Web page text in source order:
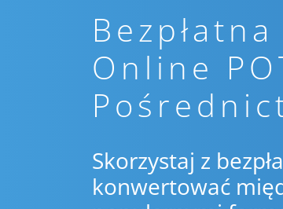
Online
Skorzystaj z
konwertować